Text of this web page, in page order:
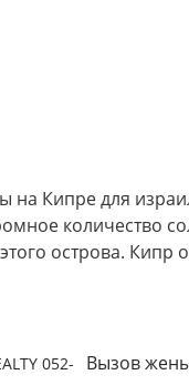
Кипре для
количество
острова. Кипр
052-
Вызов